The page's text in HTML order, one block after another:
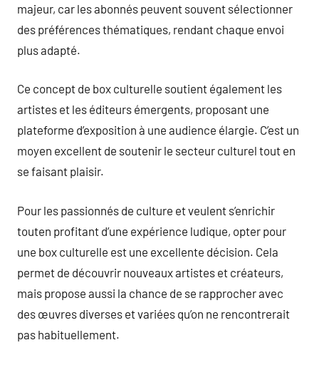
majeur, car les abonnés peuvent souvent sélectionner
des préférences thématiques, rendant chaque envoi
plus adapté.
Ce concept de box culturelle soutient également les
artistes et les éditeurs émergents, proposant une
plateforme d’exposition à une audience élargie. C’est un
moyen excellent de soutenir le secteur culturel tout en
se faisant plaisir.
Pour les passionnés de culture et veulent s’enrichir
touten profitant d’une expérience ludique, opter pour
une box culturelle est une excellente décision. Cela
permet de découvrir nouveaux artistes et créateurs,
mais propose aussi la chance de se rapprocher avec
des œuvres diverses et variées qu’on ne rencontrerait
pas habituellement.